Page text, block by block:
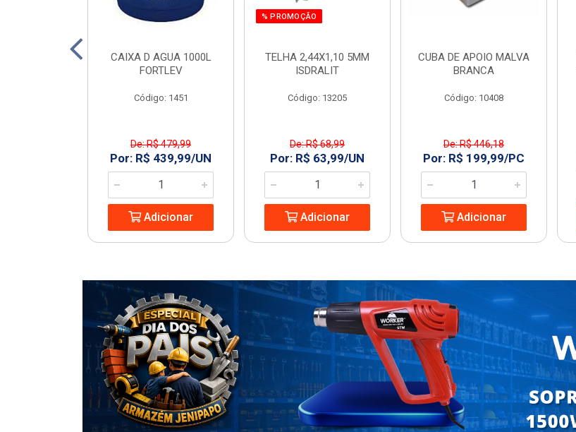
CAIXA D AGUA 1000L
FORTLEV
Código: 1451
De: R$ 479,99
Por: R$ 439,99/UN
Adicionar
% PROMOÇÃO
TELHA 2,44X1,10 5MM
ISDRALIT
Código: 13205
De: R$ 68,99
Por: R$ 63,99/UN
Adicionar
CUBA DE APOIO MALVA
BRANCA
Código: 10408
De: R$ 446,18
Por: R$ 199,99/PC
Adicionar